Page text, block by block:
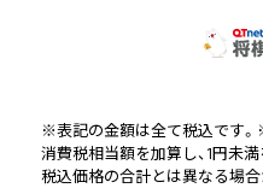
※表記の金額は全て税込です
消費税相当額を加算し、1円未
税込価格の合計とは異なる場合